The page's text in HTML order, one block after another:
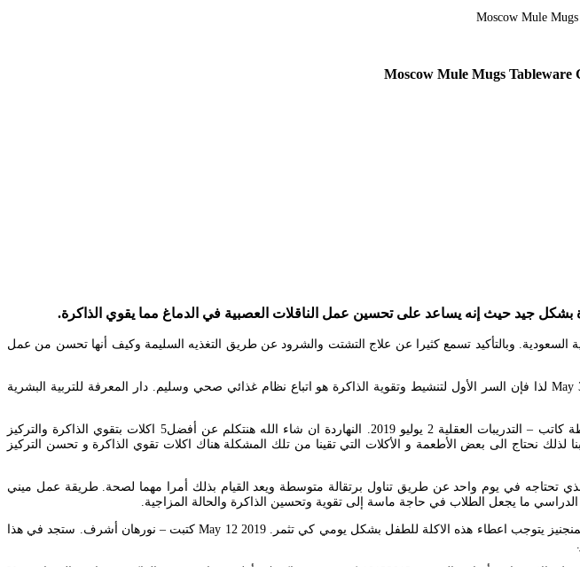
بشكل جيد حيث إنه يساعد على تحسين عمل الناقلات العصبية في الدماغ مما يقوي الذاكرة.
السعودية. وبالتأكيد تسمع كثيرا عن علاج التشتت والشرود عن طريق التغذيه السليمة وكيف أنها تحسن من عمل
إن الطعام المناسب يلعب دورا مهما في تعزيز طاقة الأطفال ومنحهم المواد الغذائية المطلوبة لتقوية قدراتهم. May 30 2020 لذا فإن السر الأول لتنشيط وتقوية الذاكرة هو اتباع نظام غذائي صحي وسليم. دار المعرفة للتربية البشرية
اطعمة تقوي الذاكرة الذاكرة تقوية الذاكرة كيفية تنشيط الذاكرة وعدم النسيان علاج ضعف الذاكرة وقلة التركيز بواسطة كاتب – التدريبات العقلية 2 يوليو 2019. النهاردة ان شاء الله هنتكلم عن أفضل5 اكلات بتقوي الذاكرة والتركيز
نحتاج الى بعض الأطعمة و الأكلات التي تقينا من تلك المشكلة هناك اكلات تقوي الذاكرة و تحسن التركيز
تحتاجه في يوم واحد عن طريق تناول برتقالة متوسطة ويعد القيام بذلك أمرا مهما لصحة. طريقة عمل ميني
الجزر المبشور مع القليل من زيت الزيتون حيث يعمل الجزر على تنشيط المخ والذاكرة لاحتوائه على فيتامين c وعنصر المنجنيز يتوجب اعطاء هذه الاكلة للطفل بشكل يومي كي تثمر. May 12 2019 كتبت – نورهان أشرف. ستجد في هذا